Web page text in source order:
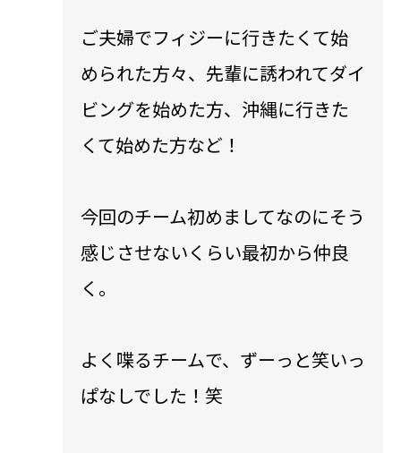
ご夫婦でフィジーに行きたくて始
められた方々、先輩に誘われてダイ
ビングを始めた方、沖縄に行きた
くて始めた方など！
今回のチーム初めましてなのにそう
感じさせないくらい最初から仲良
く。
よく喋るチームで、ずーっと笑いっ
ぱなしでした！笑